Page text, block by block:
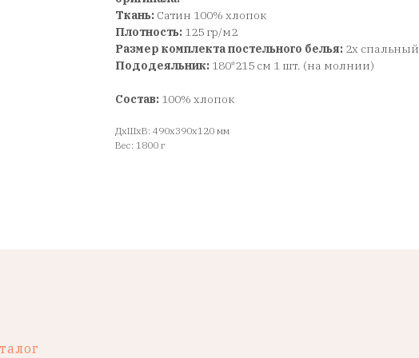
Ткань: Сатин 100% хлопок
Плотность: 125 гр/м2
Размер комплекта постельного белья: 2х спальный
Пододеяльник: 180*215 см 1 шт. (на молнии)
Состав: 100% хлопок
ДxШxВ: 490x390x120 мм
Вес: 1800 г